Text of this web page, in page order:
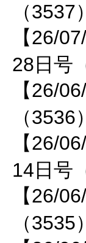
（
【26/
28日号
【26/
（
【26/
14日号
【26/
（